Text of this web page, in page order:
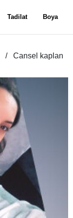
Tadilat Boya
Cansel kaplan